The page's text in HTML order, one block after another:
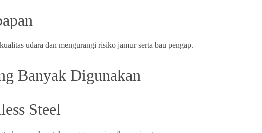
udara dan mengurangi risiko jamur serta bau pengap.
Banyak Digunakan
Steel